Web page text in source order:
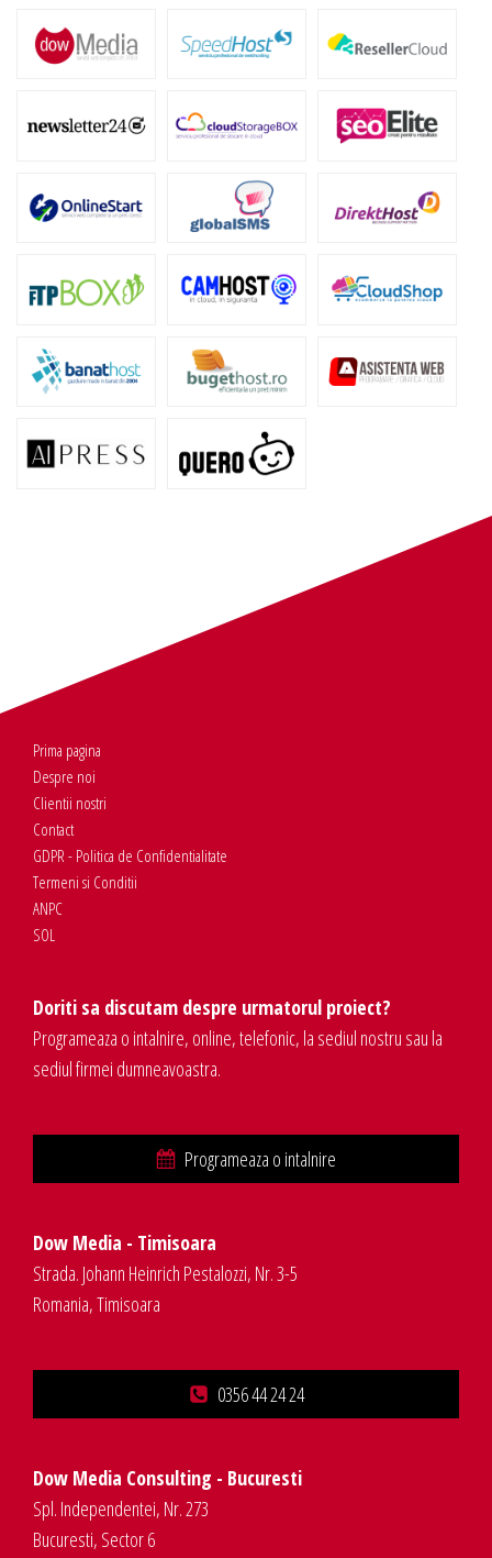
Prima pagina
Despre noi
Clientii nostri
Contact
GDPR - Politica de Confidentialitate
Termeni si Conditii
ANPC
SOL
Doriti sa discutam despre urmatorul proiect?
Programeaza o intalnire, online, telefonic, la sediul nostru sau la
sediul firmei dumneavoastra.
Programeaza o intalnire
Dow Media - Timisoara
Strada. Johann Heinrich Pestalozzi, Nr. 3-5
Romania, Timisoara
0356 44 24 24
Dow Media Consulting - Bucuresti
Spl. Independentei, Nr. 273
Bucuresti, Sector 6